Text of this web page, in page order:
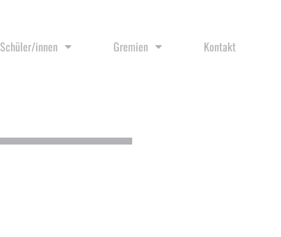
Schüler/innen Gremien Kontakt